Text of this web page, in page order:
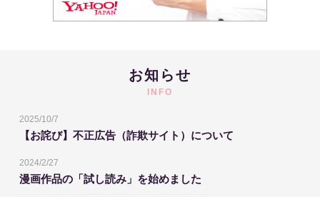
お知らせ
INFO
2025/10/7
【お詫び】不正広告（詐欺サイト）について
2024/2/27
漫画作品の「試し読み」を始めました